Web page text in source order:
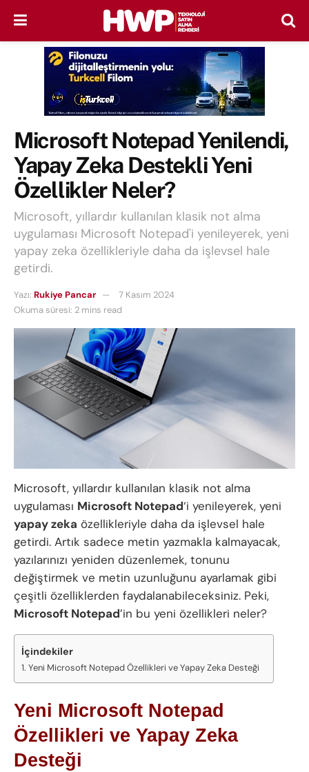
Microsoft Notepad Yenilendi,
Yapay Zeka Destekli Yeni
Özellikler Neler?
Microsoft, yıllardır kullanılan klasik not alma
uygulaması Microsoft Notepad'i yenileyerek, yeni
yapay zeka özellikleriyle daha da işlevsel hale
getirdi.
Yazı: Rukiye Pancar
7 Kasım 2024
Okuma süresi: 2 mins read
Microsoft, yıllardır kullanılan klasik not alma
uygulaması Microsoft Notepad‘i yenileyerek, yeni
yapay zeka özellikleriyle daha da işlevsel hale
getirdi. Artık sadece metin yazmakla kalmayacak,
yazılarınızı yeniden düzenlemek, tonunu
değiştirmek ve metin uzunluğunu ayarlamak gibi
çeşitli özelliklerden faydalanabileceksiniz. Peki,
Microsoft Notepad’in bu yeni özellikleri neler?
İçindekiler
Yeni Microsoft Notepad Özellikleri ve Yapay Zeka Desteği
Yeni Microsoft Notepad
Özellikleri ve Yapay Zeka
Desteği